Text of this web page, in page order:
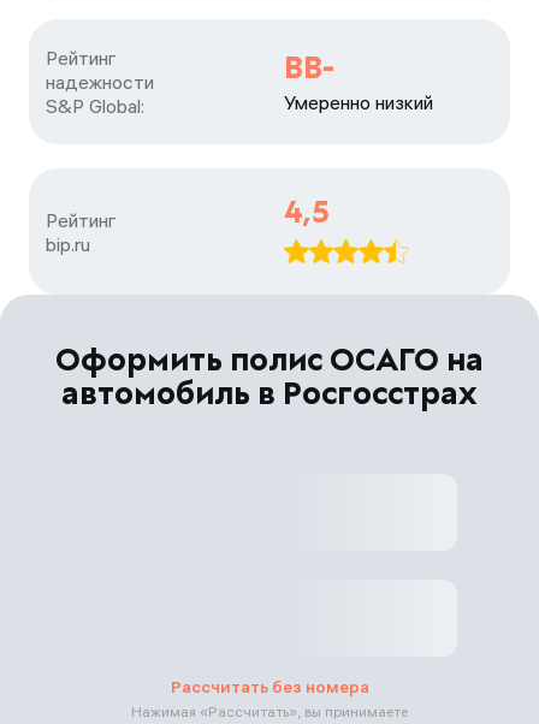
Рейтинг
надежности
S&P Global:
BB-
Умеренно низкий
Рейтинг
bip.ru
4,5
Оформить полис ОСАГО на
автомобиль в Росгосстрах
Рассчитать без номера
Нажимая «Рассчитать», вы принимаете